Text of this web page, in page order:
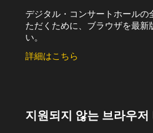
デジタル・コンサートホールの
ただくために、ブラウザを最新
い。
詳細はこちら
지원되지 않는 브라우저